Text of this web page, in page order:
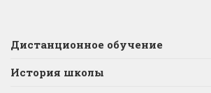
Дистанционное обучение
История школы